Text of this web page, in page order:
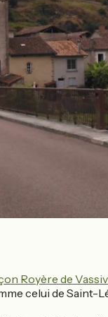
Royère de
celui de Saint-